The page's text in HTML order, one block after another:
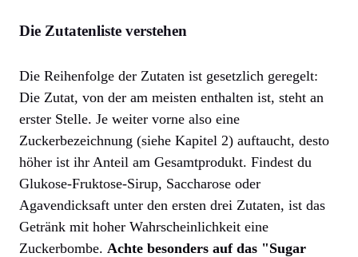
Die Zutatenliste verstehen
Die Reihenfolge der Zutaten ist gesetzlich geregelt:
Die Zutat, von der am meisten enthalten ist, steht an
erster Stelle. Je weiter vorne also eine
Zuckerbezeichnung (siehe Kapitel 2) auftaucht, desto
höher ist ihr Anteil am Gesamtprodukt. Findest du
Glukose-Fruktose-Sirup, Saccharose oder
Agavendicksaft unter den ersten drei Zutaten, ist das
Getränk mit hoher Wahrscheinlichkeit eine
Zuckerbombe. Achte besonders auf das "Sugar